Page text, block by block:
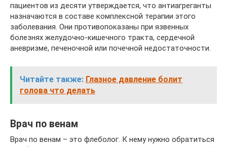
пациентов из десяти утверждается, что антиагреганты
назначаются в составе комплексной терапии этого
заболевания. Они противопоказаны при язвенных
болезнях желудочно-кишечного тракта, сердечной
аневризме, печеночной или почечной недостаточности.
Читайте также: Глазное давление болит
голова что делать
Врач по венам
Врач по венам – это флеболог. К нему нужно обратиться